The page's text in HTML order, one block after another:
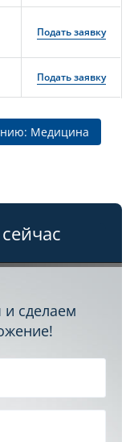
Подать заявку
Подать заявку
Медицина
сделаем